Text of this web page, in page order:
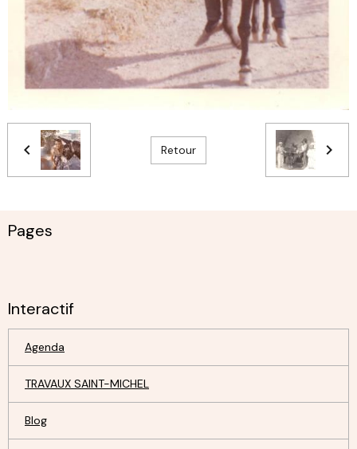
Retour
Pages
Interactif
Agenda
TRAVAUX SAINT-MICHEL
Blog